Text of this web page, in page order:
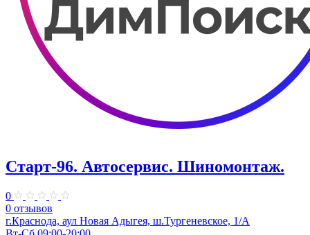
Старт-96. Автосервис. Шиномонтаж.
0
0 отзывов
г.Краснода, аул Новая Адыгея, ш.Тургеневское, 1/А